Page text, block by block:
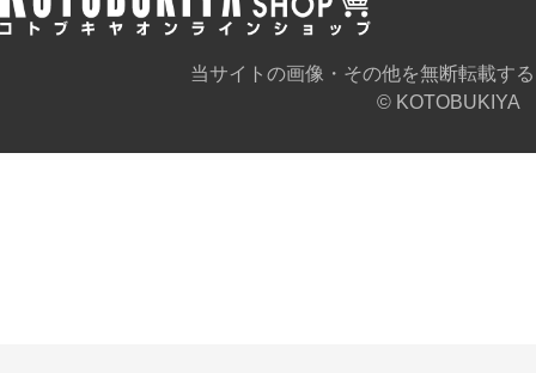
当サイトの画像・その他を無断転載す
© KOTOBUKIYA